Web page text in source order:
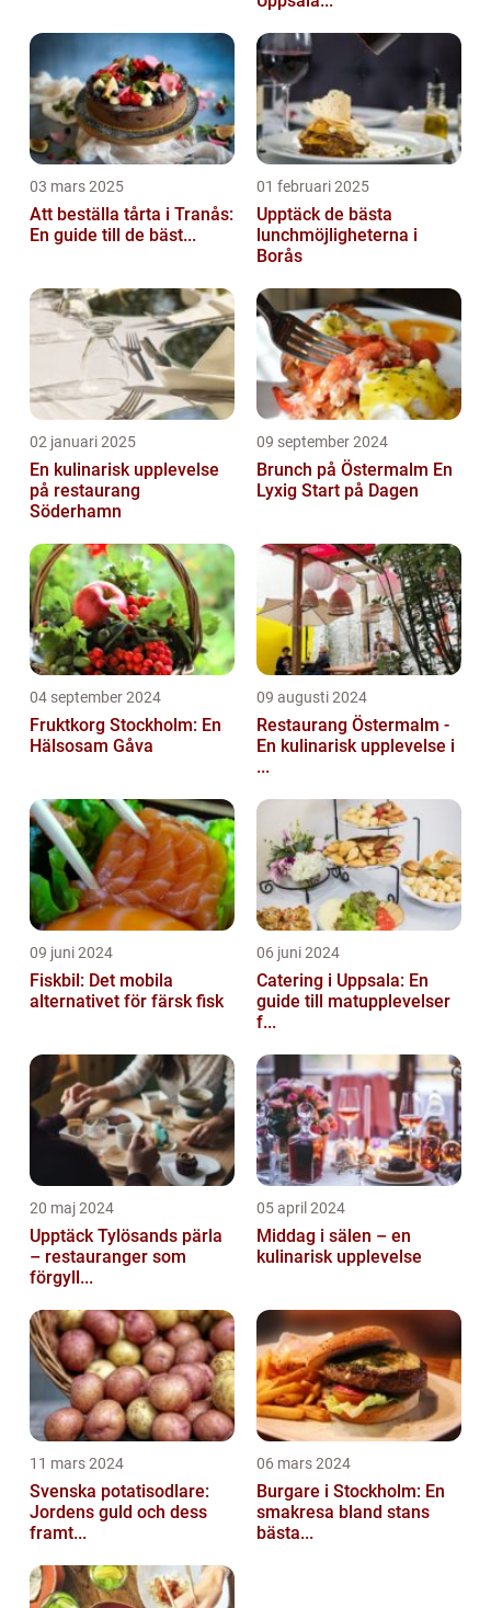
03 mars 2025
Att beställa tårta i Tranås:
En guide till de bäst...
01 februari 2025
Upptäck de bästa
lunchmöjligheterna i
Borås
02 januari 2025
En kulinarisk upplevelse
på restaurang
Söderhamn
09 september 2024
Brunch på Östermalm En
Lyxig Start på Dagen
04 september 2024
Fruktkorg Stockholm: En
Hälsosam Gåva
09 augusti 2024
Restaurang Östermalm -
En kulinarisk upplevelse i
...
09 juni 2024
Fiskbil: Det mobila
alternativet för färsk fisk
06 juni 2024
Catering i Uppsala: En
guide till matupplevelser
f...
20 maj 2024
Upptäck Tylösands pärla
– restauranger som
förgyll...
05 april 2024
Middag i sälen – en
kulinarisk upplevelse
11 mars 2024
Svenska potatisodlare:
Jordens guld och dess
framt...
06 mars 2024
Burgare i Stockholm: En
smakresa bland stans
bästa...